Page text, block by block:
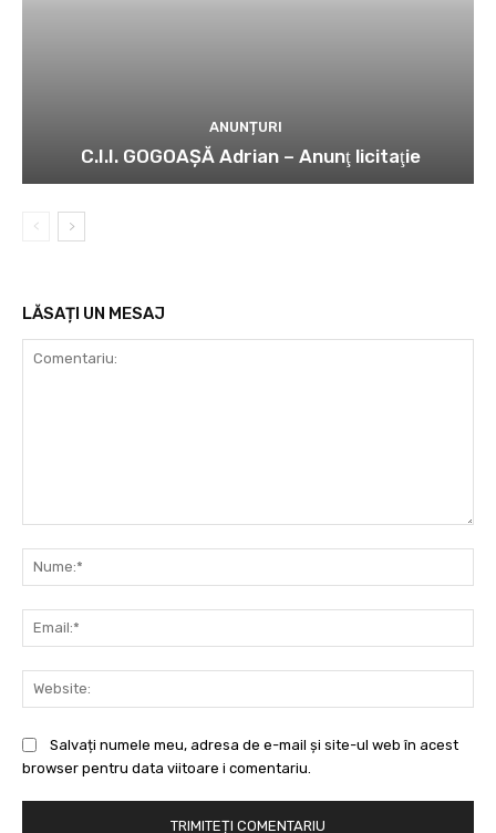
ANUNȚURI
C.I.I. GOGOAŞĂ Adrian – Anunţ licitaţie
LĂSAȚI UN MESAJ
Salvați numele meu, adresa de e-mail și site-ul web în acest
browser pentru data viitoare i comentariu.